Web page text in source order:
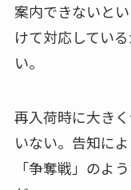
案内できないと
けて対応してい
い。
再入荷時に大き
いない。告知に
「争奪戦」のよ